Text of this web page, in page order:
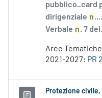
pubblico_card
dirigenziale n
Verbale n. 7
Aree
2021-2027: PR
Protezione civile,